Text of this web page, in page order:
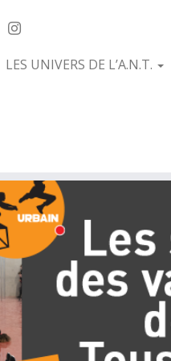
LES UNIVERS DE L’A.N.T.